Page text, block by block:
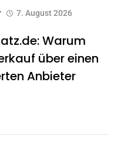
7. August 2026
Warum
über einen
Anbieter